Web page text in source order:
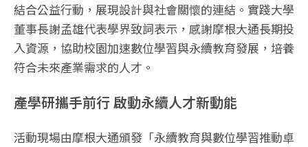
結合公益行動，展現設計與社會關懷的連結。實踐大學
董事長謝孟雄代表學界致詞表示，感謝摩根大通長期投
入資源，協助校園加速數位學習與永續教育發展，培養
符合未來產業需求的人才。
產學研攜手前行 啟動永續人才新動能
活動現場由摩根大通頒發「永續教育與數位學習推動卓